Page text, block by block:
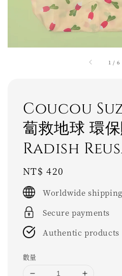
1 / 6
Coucou
蔔救地球 環
Radish
Regular
price
NT$ 420
Worldwide shipping
Secure payments
Authentic products
數量